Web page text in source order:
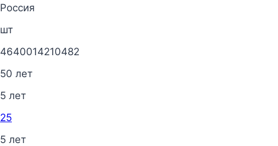
Россия
шт
4640014210482
50 лет
5 лет
25
5 лет